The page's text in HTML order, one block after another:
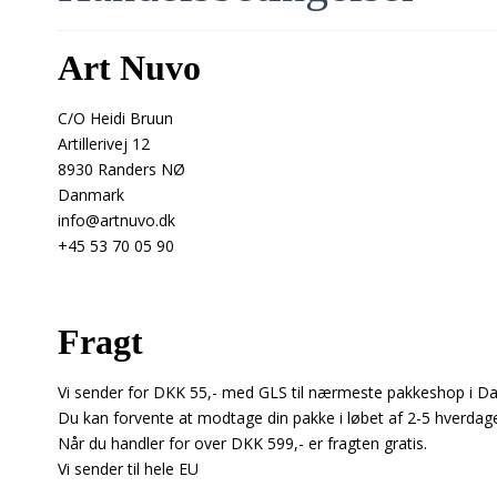
Art Nuvo
C/O Heidi Bruun
Artillerivej 12
8930 Randers NØ
Danmark
info@artnuvo.dk
+45 53 70 05 90
Fragt
Vi sender for DKK 55,- med GLS til nærmeste pakkeshop i
Du kan forvente at modtage din pakke i løbet af 2-5
Når du handler for over DKK 599,- er fragten gratis.
Vi sender til hele EU